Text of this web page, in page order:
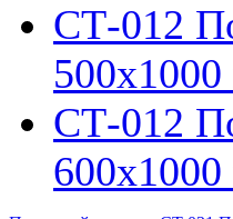
СТ-012
СТ-012